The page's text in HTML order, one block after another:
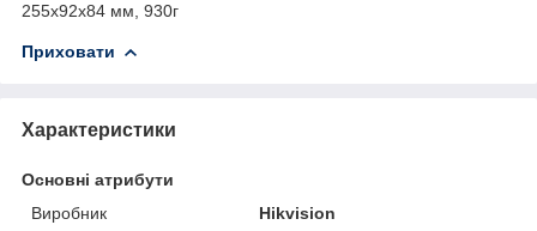
255x92x84 мм, 930г
Приховати
Характеристики
Основні атрибути
Виробник
Hikvision